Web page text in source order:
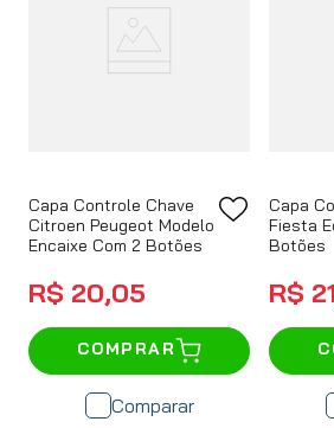
Capa Controle Chave
Citroen Peugeot Modelo
Encaixe Com 2 Botões
R$ 20,05
COMPRAR
Comparar
Capa
Fiesta
Botões
R$ 21